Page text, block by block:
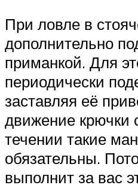
При ловле в
дополнительно
приманкой. Для
периодически
заставляя её
движение крючки
течении такие
обязательны.
выполнит за вас